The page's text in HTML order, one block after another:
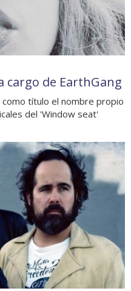
cargo de EarthGang
como título el nombre propio
del 'Window seat'